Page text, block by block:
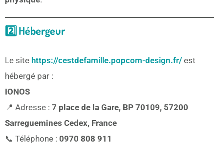
2️⃣ Hébergeur
Le site https://cestdefamille.popcom-design.fr/ est
hébergé par :
IONOS
📍 Adresse : 7 place de la Gare, BP 70109, 57200
Sarreguemines Cedex, France
📞 Téléphone : 0970 808 911